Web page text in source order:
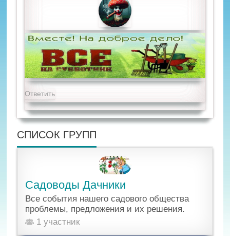
Ответить
СПИСОК ГРУПП
Садоводы Дачники
Все события нашего садового общества
проблемы, предложения и их решения.
1 участник